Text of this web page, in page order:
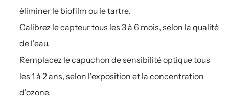
éliminer le biofilm ou le tartre.
Calibrez le capteur tous les 3 à 6 mois, selon la qualité
de l'eau.
Remplacez le capuchon de sensibilité optique tous
les 1 à 2 ans, selon l'exposition et la concentration
d'ozone.